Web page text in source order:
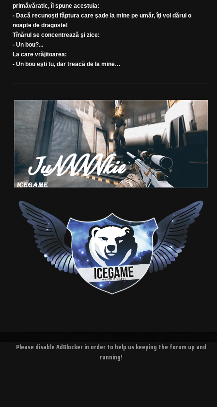
primăvăratic, îi spune acestuia:
- Dacă recunoşti făptura care şade la mine pe umăr, îţi voi dărui o
noapte de dragoste!
Tînărul se concentrează şi zice:
- Un bou?...
La care vrăjitoarea:
- Un bou eşti tu, dar treacă de la mine…
Please disable AdBlocker in order to help us keeping the forum up and
running!